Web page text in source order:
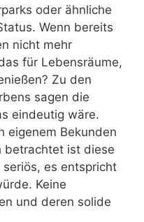
oder ähnliche
Wenn bereits
nicht mehr
für Lebensräume,
Zu den
sagen die
eindeutig wäre.
eigenem Bekunden
betrachtet ist diese
es entspricht
Keine
und deren solide